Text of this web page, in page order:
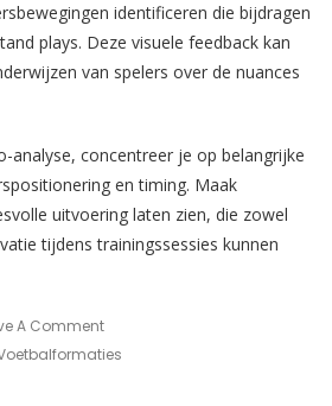
identificeren die bijdragen
plays. Deze visuele feedback kan
van spelers over de nuances
analyse, concentreer je op belangrijke
en timing. Maak
uitvoering laten zien, die zowel
tijdens trainingssessies kunnen
A CommentOn
Strakke